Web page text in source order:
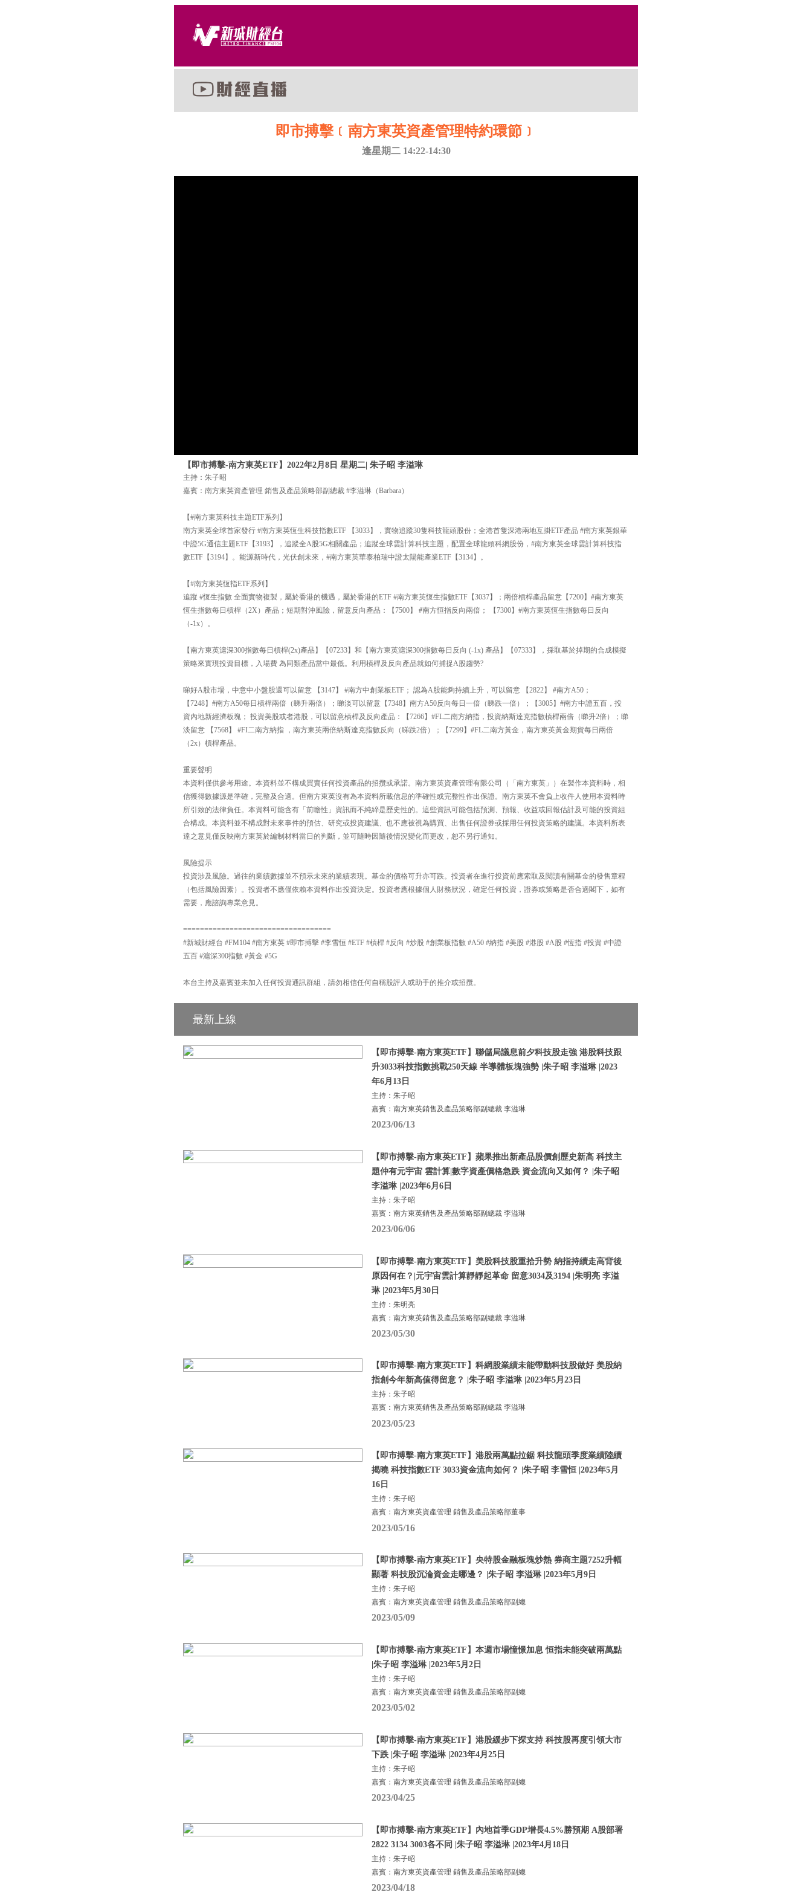
即市搏擊﹝南方東英資產管理特約環節﹞
逢星期二 14:22-14:30
【即市搏擊-南方東英ETF】2022年2月8日 星期二| 朱子昭 李溢琳
主持：朱子昭
嘉賓：南方東英資產管理 銷售及產品策略部副總裁 #李溢琳（Barbara）
【#南方東英科技主題ETF系列】
南方東英全球首家發行 #南方東英恆生科技指數ETF 【3033】，實物追蹤30隻科技龍頭股份；全港首隻深港兩地互掛ETF產品 #南方東英銀華
中證5G通信主題ETF【3193】，追蹤全A股5G相關產品；追蹤全球雲計算科技主題，配置全球龍頭科網股份，#南方東英全球雲計算科技指
數ETF【3194】。能源新時代，光伏創未來，#南方東英華泰柏瑞中證太陽能產業ETF【3134】。
【#南方東英恆指ETF系列】
追蹤 #恆生指數 全面實物複製，屬於香港的機遇，屬於香港的ETF #南方東英恆生指數ETF【3037】；兩倍槓桿產品留意【7200】#南方東英
恆生指數每日槓桿（2X）產品；短期對沖風險，留意反向產品：【7500】 #南方恒指反向兩倍； 【7300】#南方東英恆生指數每日反向
（-1x）。
【南方東英滬深300指數每日槓桿(2x)產品】【07233】和【南方東英滬深300指數每日反向 (-1x) 產品】【07333】，採取基於掉期的合成模擬
策略來實現投資目標，入場費 為同類產品當中最低。利用槓桿及反向產品就如何捕捉A股趨勢?
睇好A股市場，中意中小盤股還可以留意 【3147】 #南方中創業板ETF； 認為A股能夠持續上升，可以留意 【2822】 #南方A50；
【7248】#南方A50每日槓桿兩倍（睇升兩倍）；睇淡可以留意【7348】南方A50反向每日一倍（睇跌一倍）；【3005】#南方中證五百，投
資內地新經濟板塊； 投資美股或者港股，可以留意槓桿及反向產品：【7266】#FL二南方納指，投資納斯達克指數槓桿兩倍（睇升2倍）；睇
淡留意 【7568】 #FI二南方納指 ，南方東英兩倍納斯達克指數反向（睇跌2倍）；【7299】#FL二南方黃金，南方東英黃金期貨每日兩倍
（2x）槓桿產品。
重要聲明
本資料僅供參考用途。本資料並不構成買賣任何投資產品的招攬或承諾。南方東英資產管理有限公司（「南方東英」）在製作本資料時，相
信獲得數據源是準確，完整及合適。但南方東英沒有為本資料所載信息的準確性或完整性作出保證。南方東英不會負上收件人使用本資料時
所引致的法律負任。本資料可能含有「前瞻性」資訊而不純綷是歷史性的。這些資訊可能包括預測、預報、收益或回報估計及可能的投資組
合構成。本資料並不構成對未來事件的預估、研究或投資建議、也不應被視為購買、出售任何證券或採用任何投資策略的建議。本資料所表
達之意見僅反映南方東英於編制材料當日的判斷，並可隨時因隨後情況變化而更改，恕不另行通知。
風險提示
投資涉及風險。過往的業績數據並不預示未來的業績表現。基金的價格可升亦可跌。投資者在進行投資前應索取及閱讀有關基金的發售章程
（包括風險因素）。投資者不應僅依賴本資料作出投資決定。投資者應根據個人財務狀況，確定任何投資，證券或策略是否合適閣下，如有
需要，應諮詢專業意見。
===================================
#新城財經台 #FM104 #南方東英 #即市搏擊 #李雪恒 #ETF #槓桿 #反向 #炒股 #創業板指數 #A50 #納指 #美股 #港股 #A股 #恆指 #投資 #中證
五百 #滬深300指數 #黃金 #5G
本台主持及嘉賓並未加入任何投資通訊群組，請勿相信任何自稱股評人或助手的推介或招攬。
最新上線
【即市搏擊-南方東英ETF】聯儲局議息前夕科技股走強 港股科技跟
升3033科技指數挑戰250天線 半導體板塊強勢 |朱子昭 李溢琳 |2023
年6月13日
主持：朱子昭
嘉賓：南方東英銷售及產品策略部副總裁 李溢琳
2023/06/13
【即市搏擊-南方東英ETF】蘋果推出新產品股價創歷史新高 科技主
題仲有元宇宙 雲計算|數字資產價格急跌 資金流向又如何？ |朱子昭
李溢琳 |2023年6月6日
主持：朱子昭
嘉賓：南方東英銷售及產品策略部副總裁 李溢琳
2023/06/06
【即市搏擊-南方東英ETF】美股科技股重拾升勢 納指持續走高背後
原因何在？|元宇宙雲計算靜靜起革命 留意3034及3194 |朱明亮 李溢
琳 |2023年5月30日
主持：朱明亮
嘉賓：南方東英銷售及產品策略部副總裁 李溢琳
2023/05/30
【即市搏擊-南方東英ETF】科網股業績未能帶動科技股做好 美股納
指創今年新高值得留意？ |朱子昭 李溢琳 |2023年5月23日
主持：朱子昭
嘉賓：南方東英銷售及產品策略部副總裁 李溢琳
2023/05/23
【即市搏擊-南方東英ETF】港股兩萬點拉鋸 科技龍頭季度業績陸續
揭曉 科技指數ETF 3033資金流向如何？ |朱子昭 李雪恒 |2023年5月
16日
主持：朱子昭
嘉賓：南方東英資產管理 銷售及產品策略部董事
2023/05/16
【即市搏擊-南方東英ETF】央特股金融板塊炒熱 券商主題7252升幅
顯著 科技股沉淪資金走哪邊？ |朱子昭 李溢琳 |2023年5月9日
主持：朱子昭
嘉賓：南方東英資產管理 銷售及產品策略部副總
2023/05/09
【即市搏擊-南方東英ETF】本週市場憧憬加息 恒指未能突破兩萬點
|朱子昭 李溢琳 |2023年5月2日
主持：朱子昭
嘉賓：南方東英資產管理 銷售及產品策略部副總
2023/05/02
【即市搏擊-南方東英ETF】港股緩步下探支持 科技股再度引領大市
下跌 |朱子昭 李溢琳 |2023年4月25日
主持：朱子昭
嘉賓：南方東英資產管理 銷售及產品策略部副總
2023/04/25
【即市搏擊-南方東英ETF】內地首季GDP增長4.5%勝預期 A股部署
2822 3134 3003各不同 |朱子昭 李溢琳 |2023年4月18日
主持：朱子昭
嘉賓：南方東英資產管理 銷售及產品策略部副總
2023/04/18